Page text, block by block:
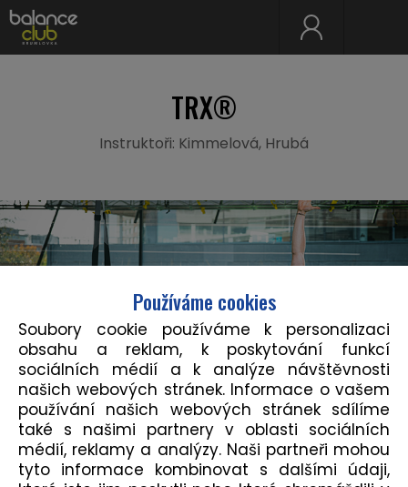
TRX®
Instruktoři: Kimmelová, Hrubá
Používáme cookies
Soubory cookie používáme k personalizaci
obsahu a reklam, k poskytování funkcí
sociálních médií a k analýze návštěvnosti
našich webových stránek. Informace o vašem
používání našich webových stránek sdílíme
také s našimi partnery v oblasti sociálních
médií, reklamy a analýzy. Naši partneři mohou
tyto informace kombinovat s dalšími údaji,